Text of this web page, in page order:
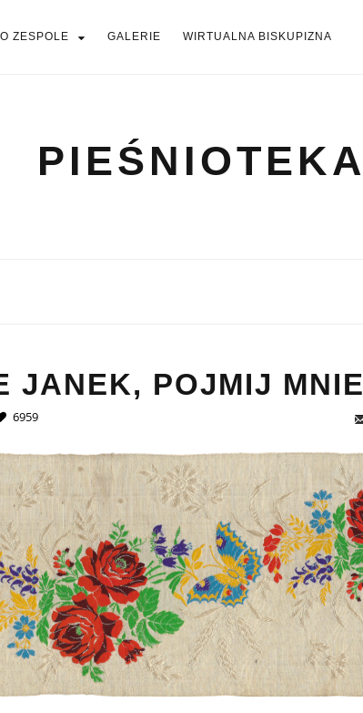
AKTUALNOŚCI
O ZESPOLE GALERIE WIRTUALNA BISKUPIZNA
PIEŚNIOTEKA
JANEK, POJMIJ MNIE
6959